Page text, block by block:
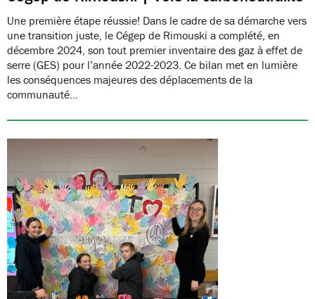
Une première étape réussie! Dans le cadre de sa démarche vers
une transition juste, le Cégep de Rimouski a complété, en
décembre 2024, son tout premier inventaire des gaz à effet de
serre (GES) pour l’année 2022-2023. Ce bilan met en lumière
les conséquences majeures des déplacements de la
communauté…